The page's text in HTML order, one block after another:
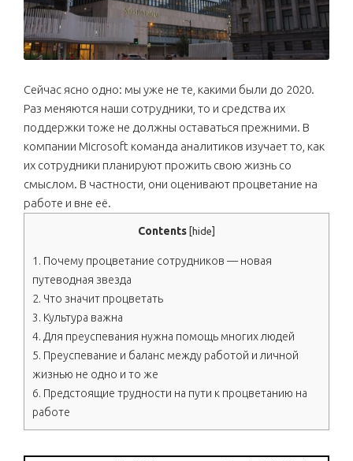
Сейчас ясно одно: мы уже не те, какими были до 2020.
Раз меняются наши сотрудники, то и средства их
поддержки тоже не должны оставаться прежними. В
компании Microsoft команда аналитиков изучает то, как
их сотрудники планируют прожить свою жизнь со
смыслом. В частности, они оценивают процветание на
работе и вне её.
Contents [hide]
1. Почему процветание сотрудников — новая
путеводная звезда
2. Что значит процветать
3. Культура важна
4. Для преуспевания нужна помощь многих людей
5. Преуспевание и баланс между работой и личной
жизнью не одно и то же
6. Предстоящие трудности на пути к процветанию на
работе